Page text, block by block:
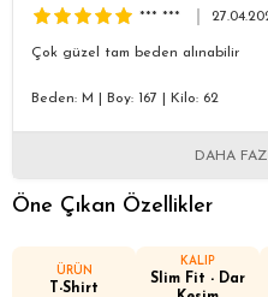
*** ***
Çok güzel tam beden alınabilir
Beden: M Boy: 167 Kilo: 62
DAHA
Öne Çıkan Özellikler
ÜRÜN
T-Shirt
KALIP
Slim Fit - Dar